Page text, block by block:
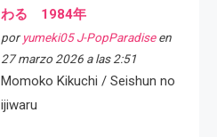
わる 1984年
por yumeki05 J-PopParadiseen
27 marzo 2026 a las 2:51
Momoko Kikuchi / Seishun no
ijiwaru